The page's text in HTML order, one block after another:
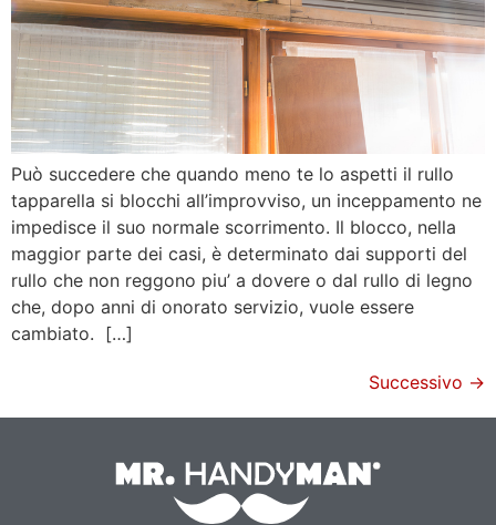
Può succedere che quando meno te lo aspetti il rullo
tapparella si blocchi all’improvviso, un inceppamento ne
impedisce il suo normale scorrimento. Il blocco, nella
maggior parte dei casi, è determinato dai supporti del
rullo che non reggono piu’ a dovere o dal rullo di legno
che, dopo anni di onorato servizio, vuole essere
cambiato. […]
Successivo →